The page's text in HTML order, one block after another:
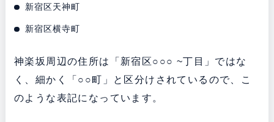
新宿区天神町
新宿区横寺町
神楽坂周辺の住所は「新宿区○○○ ~丁目」ではな
く、細かく「○○町」と区分けされているので、こ
のような表記になっています。